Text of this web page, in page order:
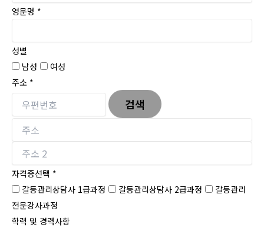
영문명 *
성별
남성
여성
주소 *
검색
자격증선택 *
갈등관리상담사 1급과정
갈등관리상담사 2급과정
갈등관리
전문강사과정
학력 및 경력사항